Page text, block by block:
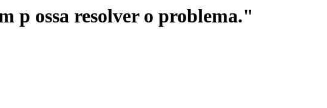
p ossa resolver o problema."